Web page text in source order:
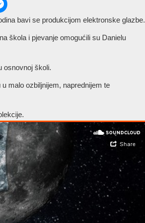
bavi se produkcijom elektronske glazbe.
škola i pjevanje omogućili su Danielu
osnovnoj školi.
malo ozbiljnijem, naprednijem te